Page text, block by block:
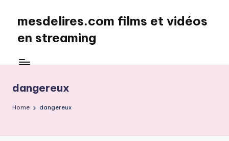
content
mesdelires.com films et vidéos
en streaming
:
et
complet
français
dangereux
Home dangereux